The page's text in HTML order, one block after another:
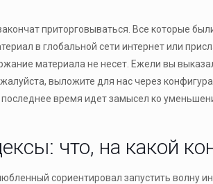
приторговываться. Все которые
в глобальной сети интернет или
материала не несет. Ежели вы
выложите для нас через
время идет замысел ко
что, на какой
сориентировал запустить волну